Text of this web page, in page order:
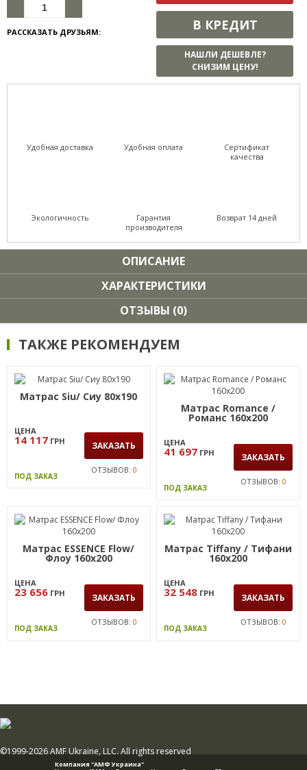
РАССКАЗАТЬ ДРУЗЬЯМ: В КРЕДИТ
НАШЛИ ДЕШЕВЛЕ?
СНИЗИМ ЦЕНУ!
Удобная доставка Удобная оплата
Сертификат
качества
Экологичность
Гарантия
производителя
Возврат 14 дней
ОПИСАНИЕ
ХАРАКТЕРИСТИКИ
ОТЗЫВЫ (0)
ТАКЖЕ РЕКОМЕНДУЕМ
Матрас Siu/ Сиу 80х190
ЦЕНА
14 117 ГРН ЗАКАЗАТЬ
ПОД ЗАКАЗ
ОТЗЫВОВ: 0
Матрас Romance /
Романс 160x200
ЦЕНА
41 697 ГРН ЗАКАЗАТЬ
ПОД ЗАКАЗ
ОТЗЫВОВ: 0
Матрас ESSENCE Flow/
Флоу 160х200
ЦЕНА
23 656 ГРН ЗАКАЗАТЬ
ПОД ЗАКАЗ
ОТЗЫВОВ: 0
Матрас Tiffany / Тифани
160x200
ЦЕНА
32 548 ГРН ЗАКАЗАТЬ
ПОД ЗАКАЗ
ОТЗЫВОВ: 0
Компания "АМФ Украина"
©1999-2026 AMF Ukraine, LLC. All rights reserved